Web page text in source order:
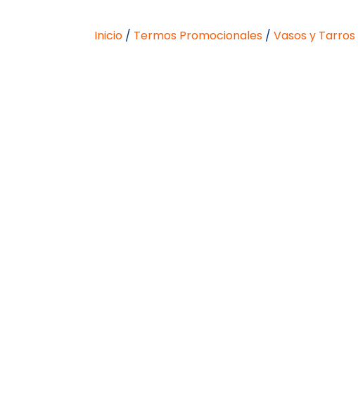
Inicio / Termos Promocionales /Vasos y Tarros